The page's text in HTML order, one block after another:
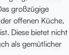
großzügige
offenen Küche,
Diese bietet nicht
als gemütlicher